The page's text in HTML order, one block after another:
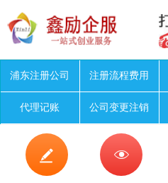
浦东注册公司 注册流程费用
代理记账 公司变更注销
 